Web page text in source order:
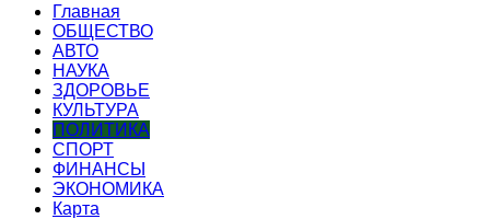
Главная
ОБЩЕСТВО
АВТО
НАУКА
ЗДОРОВЬЕ
КУЛЬТУРА
ПОЛИТИКА
СПОРТ
ФИНАНСЫ
ЭКОНОМИКА
Карта